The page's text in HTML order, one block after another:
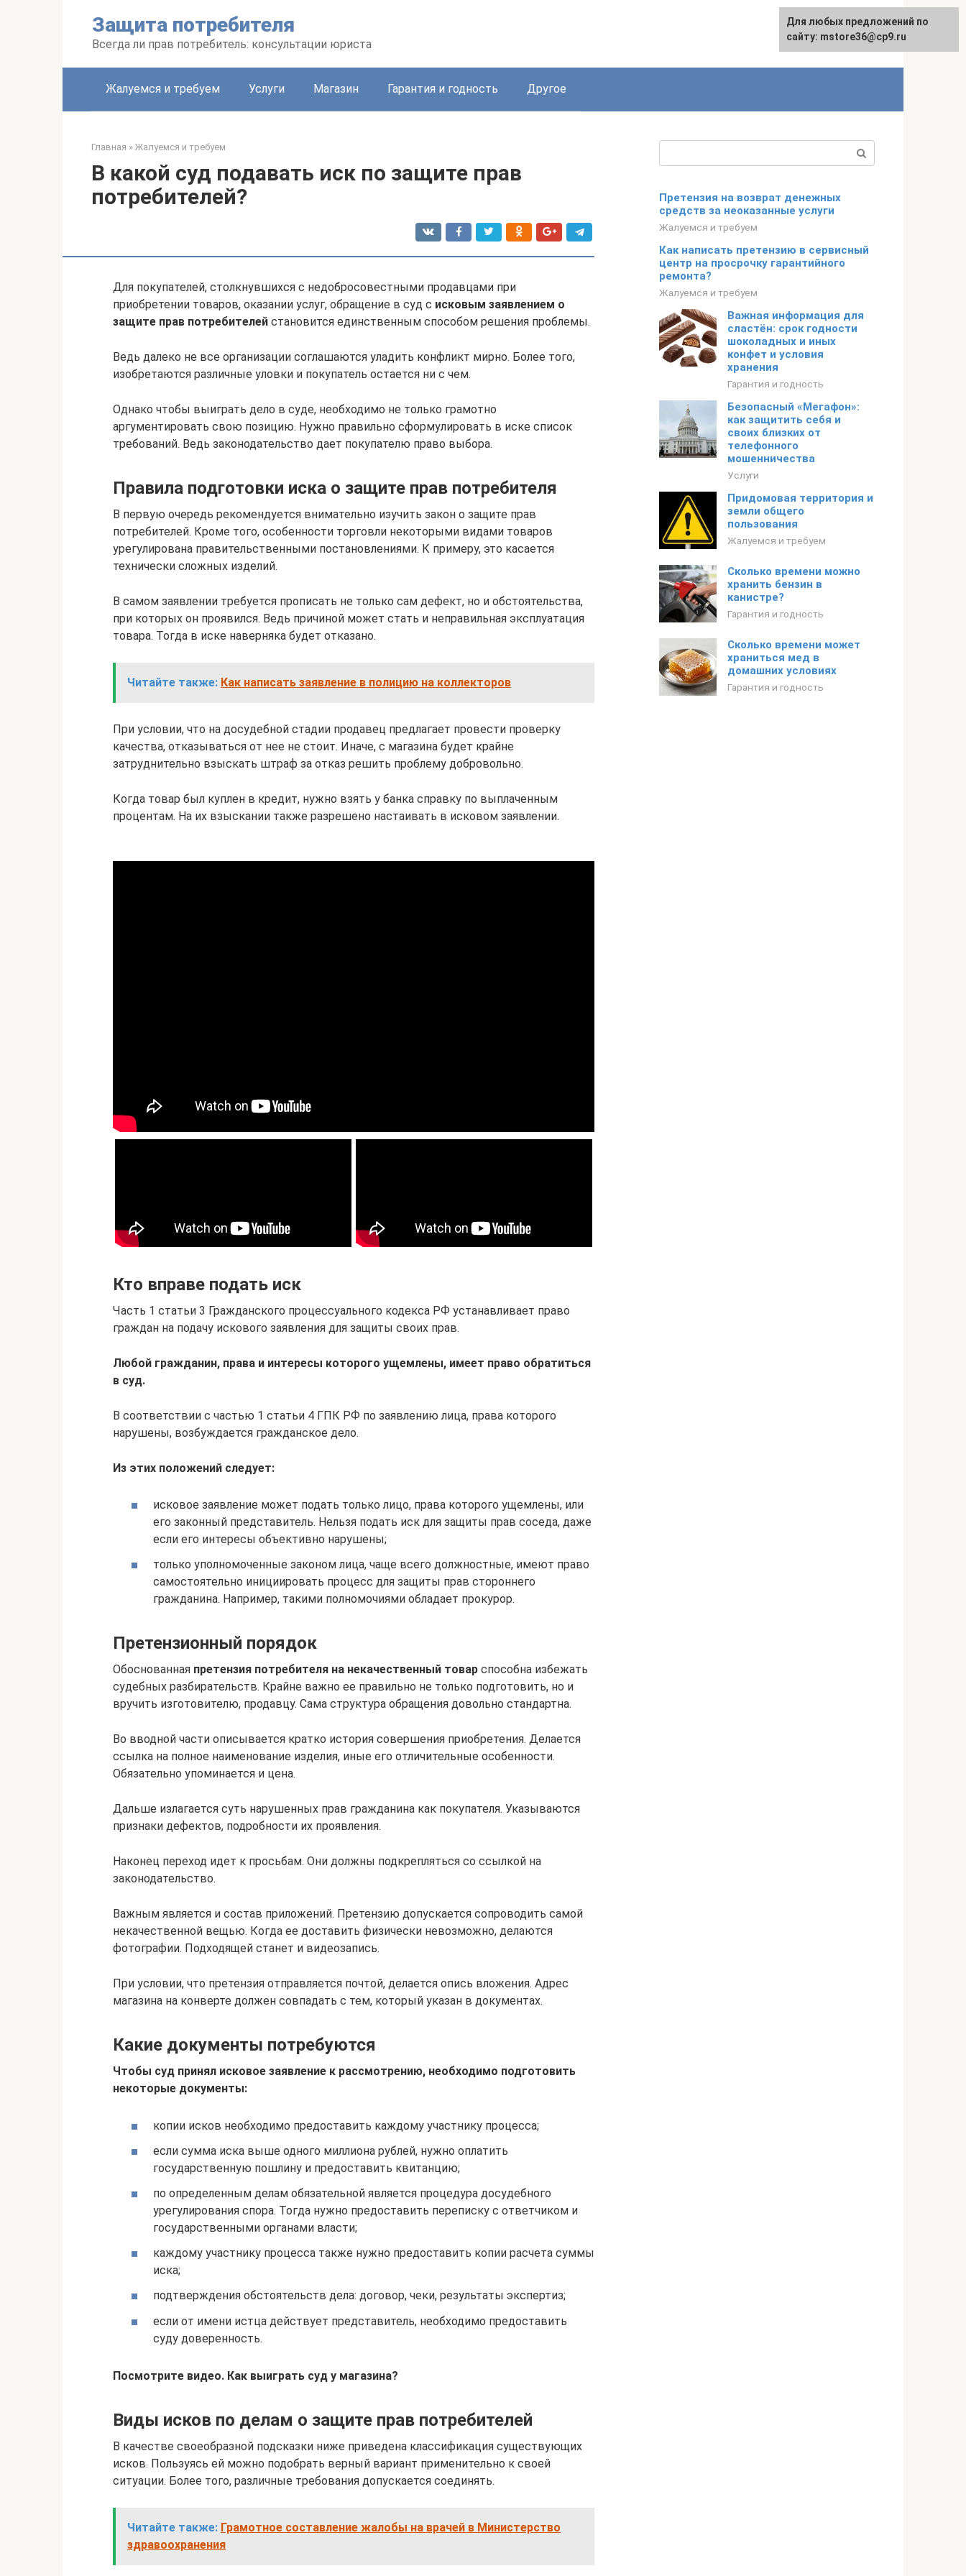
Защита потребителя
Всегда ли прав потребитель: консультации юриста
Жалуемся и требуем Услуги Магазин Гарантия и годность Другое
Главная » Жалуемся и требуем
В какой суд подавать иск по защите прав
потребителей?
Для покупателей, столкнувшихся с недобросовестными продавцами при
приобретении товаров, оказании услуг, обращение в суд с исковым заявлением о
защите прав потребителей становится единственным способом решения проблемы.
Ведь далеко не все организации соглашаются уладить конфликт мирно. Более того,
изобретаются различные уловки и покупатель остается ни с чем.
Однако чтобы выиграть дело в суде, необходимо не только грамотно
аргументировать свою позицию. Нужно правильно сформулировать в иске список
требований. Ведь законодательство дает покупателю право выбора.
Правила подготовки иска о защите прав потребителя
В первую очередь рекомендуется внимательно изучить закон о защите прав
потребителей. Кроме того, особенности торговли некоторыми видами товаров
урегулирована правительственными постановлениями. К примеру, это касается
технически сложных изделий.
В самом заявлении требуется прописать не только сам дефект, но и обстоятельства,
при которых он проявился. Ведь причиной может стать и неправильная эксплуатация
товара. Тогда в иске наверняка будет отказано.
Читайте также: Как написать заявление в полицию на коллекторов
При условии, что на досудебной стадии продавец предлагает провести проверку
качества, отказываться от нее не стоит. Иначе, с магазина будет крайне
затруднительно взыскать штраф за отказ решить проблему добровольно.
Когда товар был куплен в кредит, нужно взять у банка справку по выплаченным
процентам. На их взыскании также разрешено настаивать в исковом заявлении.
Кто вправе подать иск
Часть 1 статьи 3 Гражданского процессуального кодекса РФ устанавливает право
граждан на подачу искового заявления для защиты своих прав.
Любой гражданин, права и интересы которого ущемлены, имеет право обратиться
в суд.
В соответствии с частью 1 статьи 4 ГПК РФ по заявлению лица, права которого
нарушены, возбуждается гражданское дело.
Из этих положений следует:
исковое заявление может подать только лицо, права которого ущемлены, или
его законный представитель. Нельзя подать иск для защиты прав соседа, даже
если его интересы объективно нарушены;
только уполномоченные законом лица, чаще всего должностные, имеют право
самостоятельно инициировать процесс для защиты прав стороннего
гражданина. Например, такими полномочиями обладает прокурор.
Претензионный порядок
Обоснованная претензия потребителя на некачественный товар способна избежать
судебных разбирательств. Крайне важно ее правильно не только подготовить, но и
вручить изготовителю, продавцу. Сама структура обращения довольно стандартна.
Во вводной части описывается кратко история совершения приобретения. Делается
ссылка на полное наименование изделия, иные его отличительные особенности.
Обязательно упоминается и цена.
Дальше излагается суть нарушенных прав гражданина как покупателя. Указываются
признаки дефектов, подробности их проявления.
Наконец переход идет к просьбам. Они должны подкрепляться со ссылкой на
законодательство.
Важным является и состав приложений. Претензию допускается сопроводить самой
некачественной вещью. Когда ее доставить физически невозможно, делаются
фотографии. Подходящей станет и видеозапись.
При условии, что претензия отправляется почтой, делается опись вложения. Адрес
магазина на конверте должен совпадать с тем, который указан в документах.
Какие документы потребуются
Чтобы суд принял исковое заявление к рассмотрению, необходимо подготовить
некоторые документы:
копии исков необходимо предоставить каждому участнику процесса;
если сумма иска выше одного миллиона рублей, нужно оплатить
государственную пошлину и предоставить квитанцию;
по определенным делам обязательной является процедура досудебного
урегулирования спора. Тогда нужно предоставить переписку с ответчиком и
государственными органами власти;
каждому участнику процесса также нужно предоставить копии расчета суммы
иска;
подтверждения обстоятельств дела: договор, чеки, результаты экспертиз;
если от имени истца действует представитель, необходимо предоставить
суду доверенность.
Посмотрите видео. Как выиграть суд у магазина?
Виды исков по делам о защите прав потребителей
В качестве своеобразной подсказки ниже приведена классификация существующих
исков. Пользуясь ей можно подобрать верный вариант применительно к своей
ситуации. Более того, различные требования допускается соединять.
Читайте также: Грамотное составление жалобы на врачей в Министерство
здравоохранения
Претензия на возврат денежных
средств за неоказанные услуги
Жалуемся и требуем
Как написать претензию в сервисный
центр на просрочку гарантийного
ремонта?
Жалуемся и требуем
Важная информация для
сластён: срок годности
шоколадных и иных
конфет и условия
хранения
Гарантия и годность
Безопасный «Мегафон»:
как защитить себя и
своих близких от
телефонного
мошенничества
Услуги
Придомовая территория и
земли общего
пользования
Жалуемся и требуем
Сколько времени можно
хранить бензин в
канистре?
Гарантия и годность
Сколько времени может
храниться мед в
домашних условиях
Гарантия и годность
Для любых предложений по
сайту: mstore36@cp9.ru